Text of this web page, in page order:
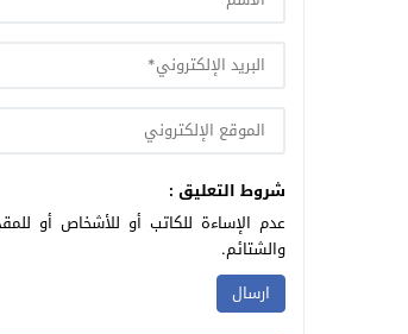
شروط التعليق :
عدم الإساءة للكاتب أو للأشخاص أو
والشتائم.